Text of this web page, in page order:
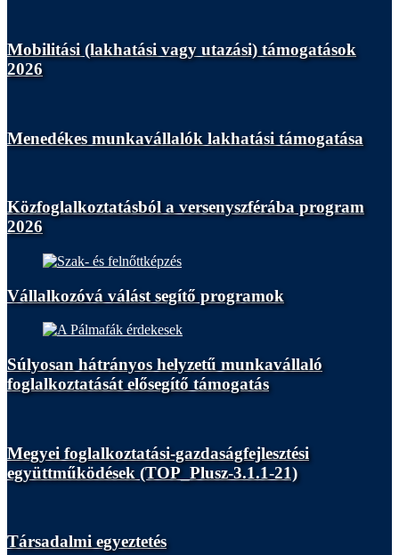
Mobilitási (lakhatási vagy utazási) támogatások
2026
Menedékes munkavállalók lakhatási támogatása
Közfoglalkoztatásból a versenyszférába program
2026
Vállalkozóvá válást segítő programok
Súlyosan hátrányos helyzetű munkavállaló
foglalkoztatását elősegítő támogatás
Megyei foglalkoztatási-gazdaságfejlesztési
együttműködések (TOP_Plusz-3.1.1-21)
Társadalmi egyeztetés